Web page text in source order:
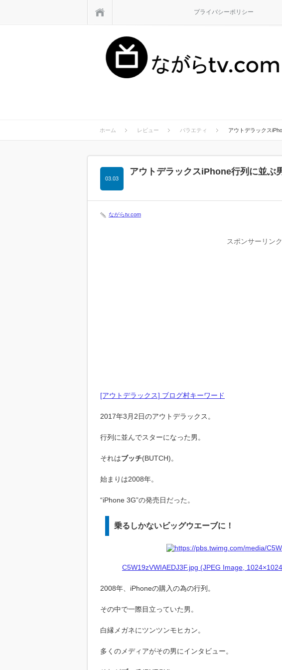
プライバシーポリシー
ホーム レビュー バラエティ アウトデラックス
アウトデラックスiPhone行列に並ぶ
03.03
ながらtv.com
スポンサーリンク
[アウトデラックス] ブログ村キーワード
2017年3月2日のアウトデラックス。
行列に並んでスターになった男。
それはブッチ(BUTCH)。
始まりは2008年。
“iPhone 3G”の発売日だった。
乗るしかないビッグウエーブに！
C5W19zVWIAEDJ3F.jpg (JPEG Image,
2008年、iPhoneの購入の為の行列。
その中で一際目立っていた男。
白縁メガネにツンツンモヒカン。
多くのメディアがその男にインタビュー。